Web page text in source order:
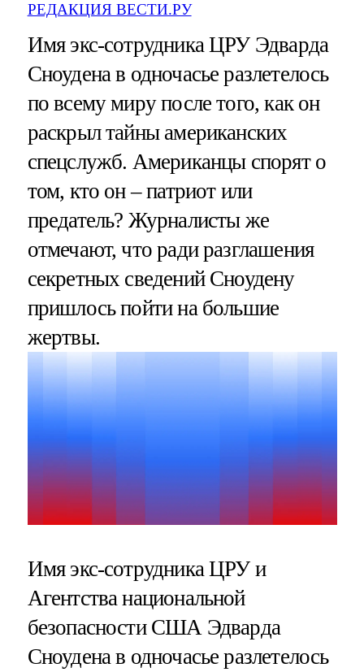
РЕДАКЦИЯ ВЕСТИ.РУ
Имя экс-сотрудника ЦРУ Эдварда
Сноудена в одночасье разлетелось
по всему миру после того, как он
раскрыл тайны американских
спецслужб. Американцы спорят о
том, кто он – патриот или
предатель? Журналисты же
отмечают, что ради разглашения
секретных сведений Сноудену
пришлось пойти на большие
жертвы.
Имя экс-сотрудника ЦРУ и
Агентства национальной
безопасности США Эдварда
Сноудена в одночасье разлетелось